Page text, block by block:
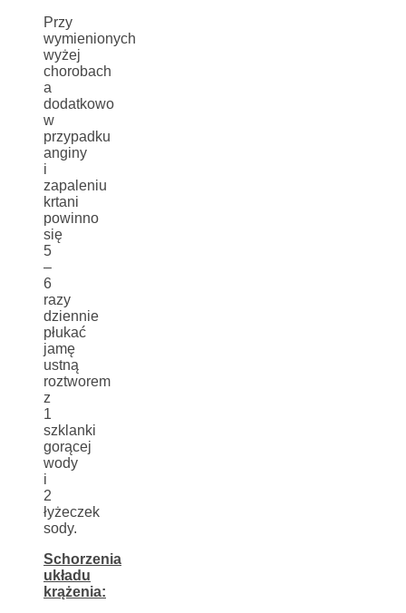
Przy
wymienionych
wyżej
chorobach
a
dodatkowo
w
przypadku
anginy
i
zapaleniu
krtani
powinno
się
5
–
6
razy
dziennie
płukać
jamę
ustną
roztworem
z
1
szklanki
gorącej
wody
i
2
łyżeczek
sody.
Schorzenia
układu
krążenia: